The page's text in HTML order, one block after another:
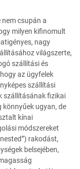
csupán a
milyen kifinomult
nagy
világszerte,
szállítási és
az ügyfelek
szállítási
szállításának fizikai
könnyűek ugyan, de
kínai
módszereket
rakodást,
belsejében,